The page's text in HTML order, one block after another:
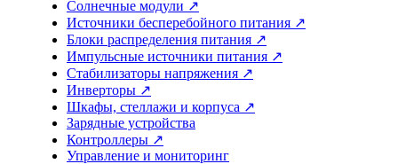
Солнечные модули ↗
Источники бесперебойного питания ↗
Блоки распределения питания ↗
Импульсные источники питания ↗
Стабилизаторы напряжения ↗
Инверторы ↗
Шкафы, стеллажи и корпуса ↗
Зарядные устройства
Контроллеры ↗
Управление и мониторинг